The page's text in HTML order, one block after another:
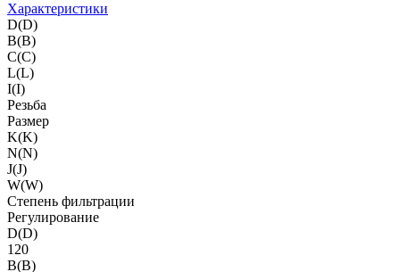
Характеристики
D(D)
B(B)
C(C)
L(L)
I(I)
Резьба
Размер
K(K)
N(N)
J(J)
W(W)
Степень фильтрации
Регулирование
D(D)
120
B(B)